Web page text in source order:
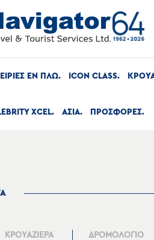
ΕΝ ΠΛΩ ICON CLASS
XCEL ΑΣΙΑ ΠΡΟΣΦΟΡΕΣ
ΚΡΟΥΑΖΙΕΡΑ ΔΡΟΜΟΛΟΓΙΟ